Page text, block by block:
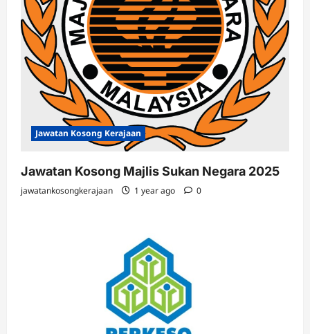
Jawatan Kosong Kerajaan
Jawatan Kosong Majlis Sukan Negara 2025
jawatankosongkerajaan 1 year ago 0